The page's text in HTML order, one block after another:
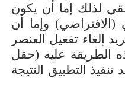
لذلك إما أن يكون
وإما أن
إلغاء تفعيل العنصر
الطريقة عليه (حقل
التطبيق النتيجة